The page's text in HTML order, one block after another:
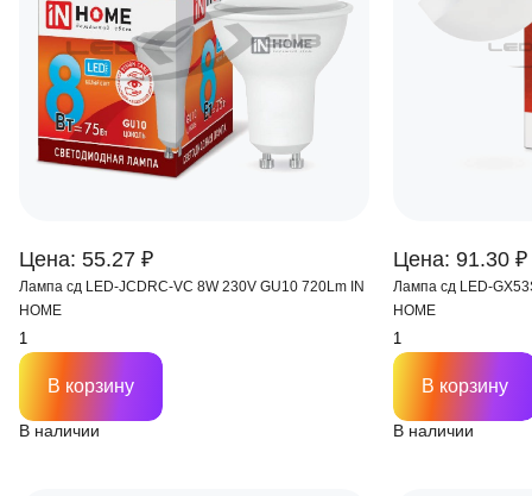
Цена: 55.27 ₽
Лампа сд LED-JCDRС-VC 8W 230V GU10 720Lm IN
HOME
В наличии
В корзину
Цена: 91.30 ₽
Лампа сд LED-
HOME
В наличии
В корзину